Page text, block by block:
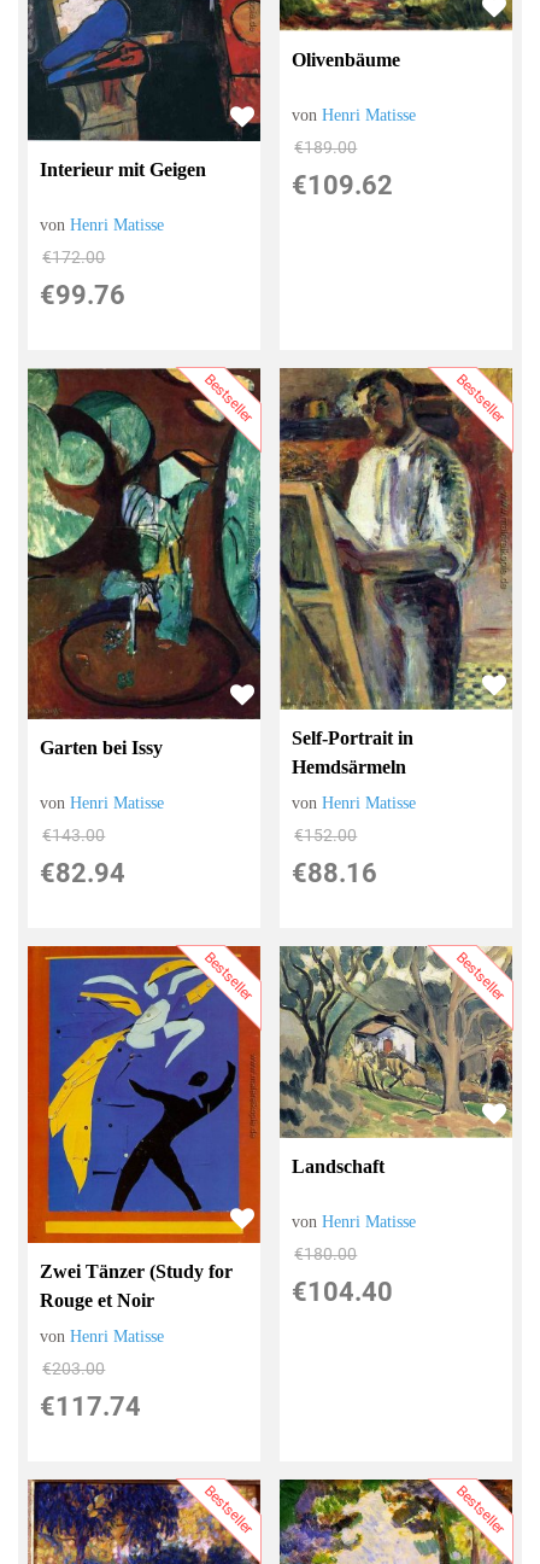
Interieur mit Geigen
vonHenri Matisse
€172.00
€99.76
Olivenbäume
vonHenri Matisse
€189.00
€109.62
Bestseller
Garten bei Issy
vonHenri Matisse
€143.00
€82.94
Bestseller
Self-Portrait in
Hemdsärmeln
vonHenri Matisse
€152.00
€88.16
Bestseller
Zwei Tänzer (Study for
Rouge et Noir
vonHenri Matisse
€203.00
€117.74
Bestseller
Landschaft
vonHenri Matisse
€180.00
€104.40
Bestseller Bestseller